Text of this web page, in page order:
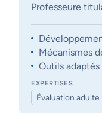
Professeure
Mécanismes
Outils
EXPERTISES
Évaluation adulte